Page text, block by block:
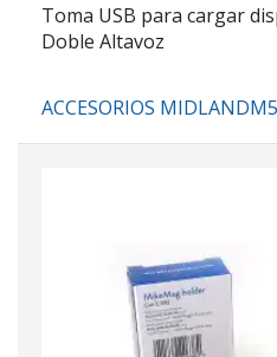
Toma USB para cargar
Doble Altavoz
ACCESORIOS MIDLANDM5